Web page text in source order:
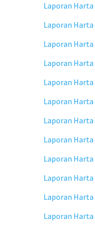
Laporan
Laporan Harta
Laporan Harta
Laporan Harta
Laporan Harta
Laporan Harta
Laporan Harta
Laporan Harta
Laporan Harta
Laporan Harta
Laporan Harta
Laporan Harta